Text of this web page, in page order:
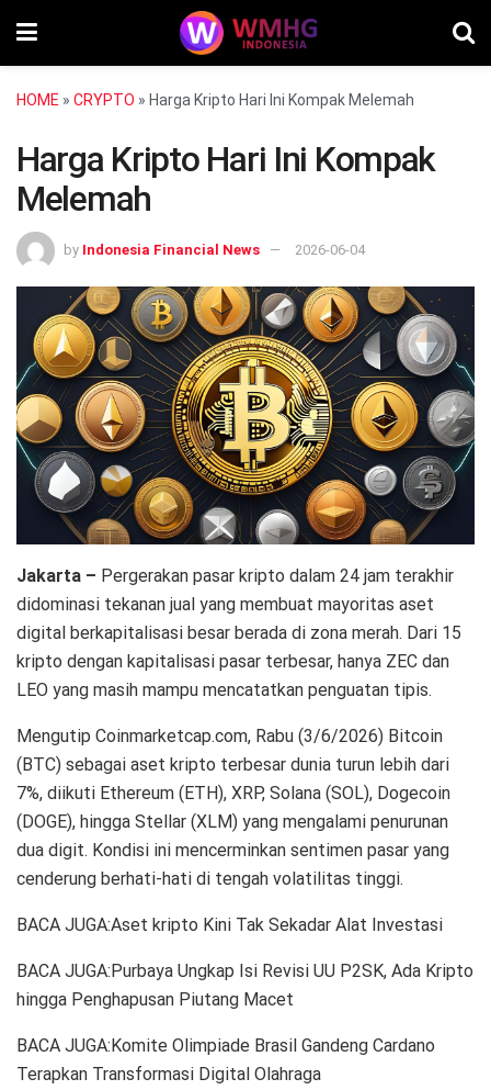
HOME » CRYPTO » Harga Kripto Hari Ini Kompak Melemah
Harga Kripto Hari Ini Kompak
Melemah
by Indonesia Financial News 2026-06-04
Jakarta – Pergerakan pasar kripto dalam 24 jam terakhir
didominasi tekanan jual yang membuat mayoritas aset
digital berkapitalisasi besar berada di zona merah. Dari 15
kripto dengan kapitalisasi pasar terbesar, hanya ZEC dan
LEO yang masih mampu mencatatkan penguatan tipis.
Mengutip Coinmarketcap.com, Rabu (3/6/2026) Bitcoin
(BTC) sebagai aset kripto terbesar dunia turun lebih dari
7%, diikuti Ethereum (ETH), XRP, Solana (SOL), Dogecoin
(DOGE), hingga Stellar (XLM) yang mengalami penurunan
dua digit. Kondisi ini mencerminkan sentimen pasar yang
cenderung berhati-hati di tengah volatilitas tinggi.
BACA JUGA:Aset kripto Kini Tak Sekadar Alat Investasi
BACA JUGA:Purbaya Ungkap Isi Revisi UU P2SK, Ada Kripto
hingga Penghapusan Piutang Macet
BACA JUGA:Komite Olimpiade Brasil Gandeng Cardano
Terapkan Transformasi Digital Olahraga